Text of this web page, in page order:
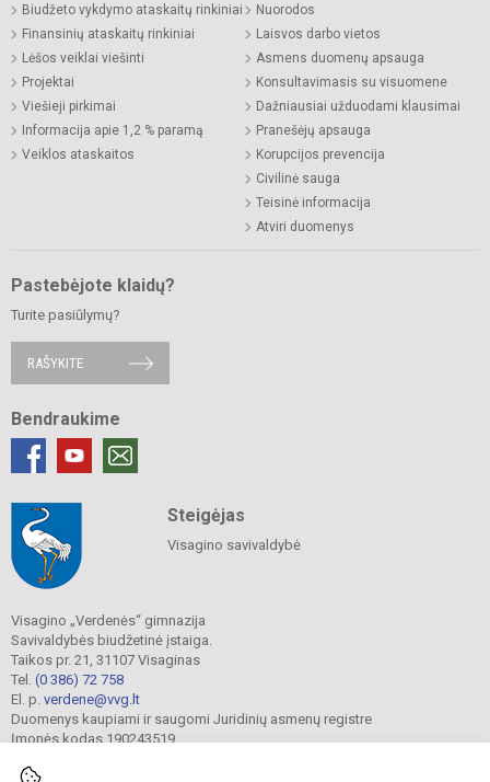
Biudžeto vykdymo ataskaitų rinkiniai
Finansinių ataskaitų rinkiniai
Lėšos veiklai viešinti
Projektai
Viešieji pirkimai
Informacija apie 1,2 % paramą
Veiklos ataskaitos
Nuorodos
Laisvos darbo vietos
Asmens duomenų apsauga
Konsultavimasis su visuomene
Dažniausiai užduodami klausimai
Pranešėjų apsauga
Korupcijos prevencija
Civilinė sauga
Teisinė informacija
Atviri duomenys
Pastebėjote klaidų?
Turite pasiūlymų?
RAŠYKITE
Bendraukime
Steigėjas
Visagino savivaldybė
Visagino „Verdenės“ gimnazija
Savivaldybės biudžetinė įstaiga.
Taikos pr. 21, 31107 Visaginas
Tel. (0 386) 72 758
El. p. verdene@vvg.lt
Duomenys kaupiami ir saugomi Juridinių asmenų registre
Įmonės kodas 190243519